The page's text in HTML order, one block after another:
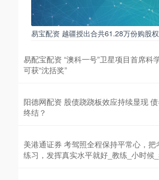
易宝配资 越疆授出合共61.28万份购股权
易配宝配资 “澳科一号”卫星项目首席科
可获“沈括奖”
阳德网配资 股债跷跷板效应持续显现
终结？
美港通证券 考驾照全程保持平常心，把
练习，发挥真实水平就好_教练_小时候